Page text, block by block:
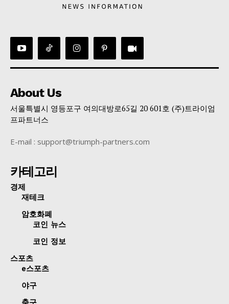
About Us
서울특별시 영등포구 여의대방로65길 20 601호 (주)트라이엄
프파트너스
E-mail : support@triumph-partners.com
카테고리
경제
재테크
암호화폐
코인 뉴스
코인 정보
스포츠
e스포츠
야구